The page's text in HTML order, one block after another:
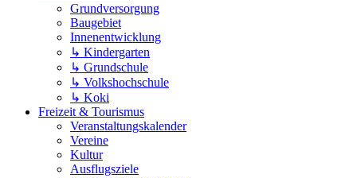
Grundversorgung
Baugebiet
Innenentwicklung
↳ Kindergarten
↳ Grundschule
↳ Volkshochschule
↳ Koki
Freizeit & Tourismus
Veranstaltungskalender
Vereine
Kultur
Ausflugsziele